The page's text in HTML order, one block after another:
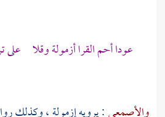
عودا أحم القرا أزمولة وقلا على